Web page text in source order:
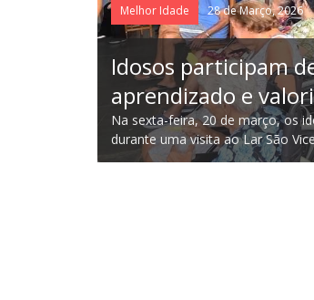
Melhor Idade 28 de Março, 2026
Idosos participam
aprendizado e
Na sexta-feira, 20 de março, os
durante uma visita ao Lar São